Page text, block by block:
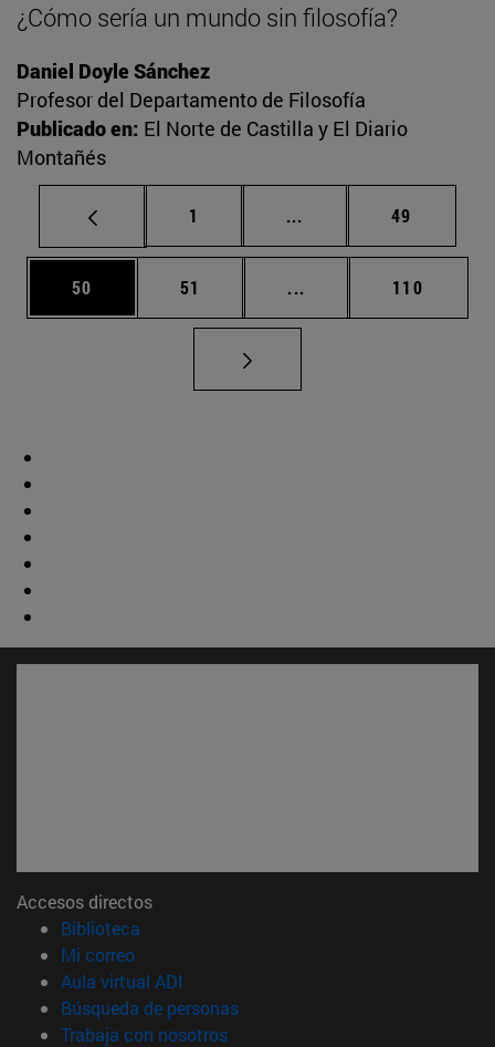
¿Cómo sería un mundo sin filosofía?
Daniel Doyle Sánchez
Profesor del Departamento de Filosofía
Publicado en: El Norte de Castilla y El Diario
Montañés
Página
1 ... Páginas intermedias
Página
49
Página
50 Página
51 ... Páginas intermedias
Página
110
Accesos directos
Biblioteca
Mi correo(abre en nueva ventana)
Aula virtual ADI
Búsqueda de personas(abre en nueva ventana)
Trabaja con nosotros(abre en nueva ventana)